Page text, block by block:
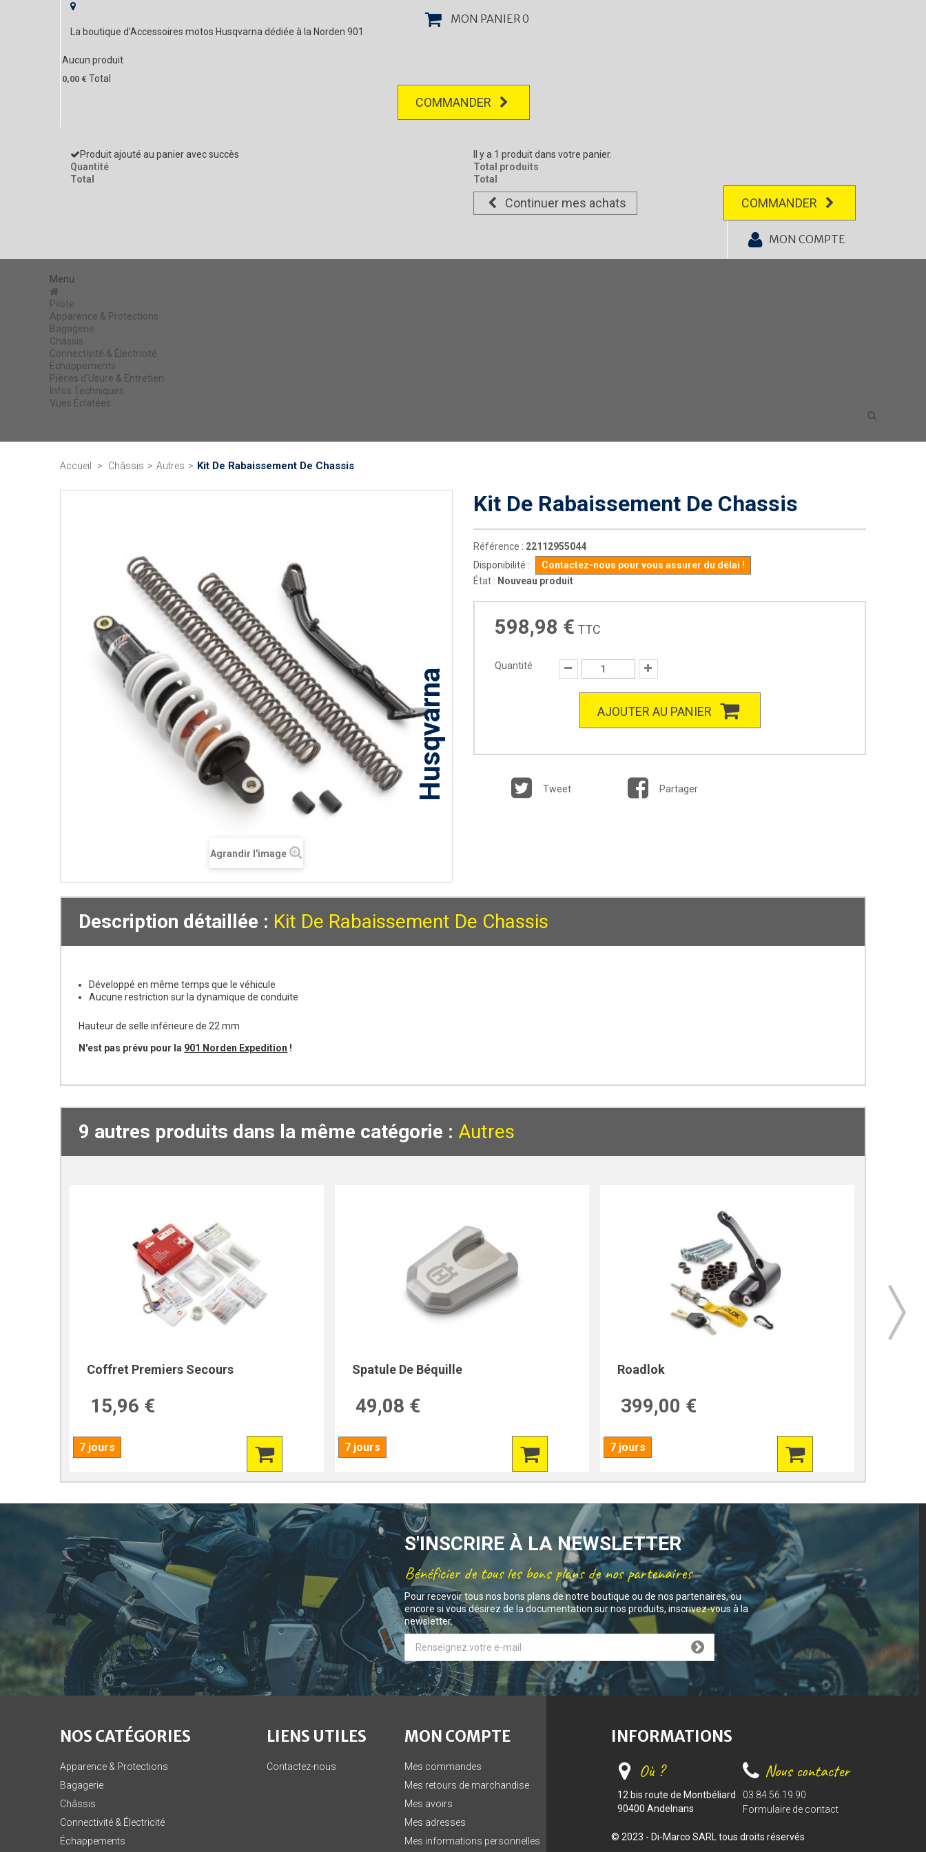
La boutique d'Accessoires motos Husqvarna dédiée à la Norden 901
MON PANIER0
Aucun produit
0,00 € Total
COMMANDER
Produit ajouté au panier avec succès
Quantité
Total
Il y a 1 produit dans votre panier.
Total produits
Total
Continuer mes achats COMMANDER
MON COMPTE
Menu
Pilote
Apparence & Protections
Bagagerie
Châssis
Connectivité & Électricité
Échappements
Pièces d'Usure & Entretien
Infos Techniques
Vues Éclatées
Accueil > Châssis > Autres > Kit De Rabaissement De Chassis
Agrandir l'image
Husqvarna
Kit De Rabaissement De Chassis
Référence : 22112955044
Disponibilité :
Contactez-nous pour vous assurer du délai !
État : Nouveau produit
598,98 € TTC
Quantité
AJOUTER AU PANIER
Tweet Partager
Description détaillée : Kit De Rabaissement De Chassis
Développé en même temps que le véhicule
Aucune restriction sur la dynamique de conduite
Hauteur de selle inférieure de 22 mm
N'est pas prévu pour la 901 Norden Expedition !
9 autres produits dans la même catégorie : Autres
Coffret Premiers Secours
15,96 €
7 jours
Spatule De Béquille
49,08 €
7 jours
Roadlok
399,00 €
7 jours
S'INSCRIRE À LA NEWSLETTER
Bénéficier de tous les bons plans de nos partenaires
Pour recevoir tous nos bons plans de notre boutique ou de nos partenaires, ou
encore si vous désirez de la documentation sur nos produits, inscrivez-vous à la
newsletter.
NOS CATÉGORIES
Apparence & Protections
Bagagerie
Châssis
Connectivité & Électricité
Échappements
LIENS UTILES
Contactez-nous
MON COMPTE
Mes commandes
Mes retours de marchandise
Mes avoirs
Mes adresses
Mes informations personnelles
INFORMATIONS
Où ?
12 bis route de Montbéliard
90400 Andelnans
Nous contacter
03.84.56.19.90
Formulaire de contact
© 2023 - Di-Marco SARL tous droits réservés